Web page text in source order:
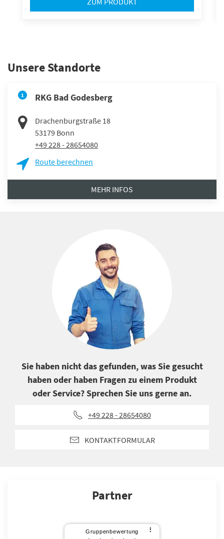
Unsere Standorte
1 RKG Bad Godesberg
Drachenburgstraße 18
53179 Bonn
+49 228 - 28654080
Route berechnen
MEHR INFOS
Sie haben nicht das gefunden, was Sie gesucht
haben oder haben Fragen zu einem Produkt
oder Service? Sprechen Sie uns gerne an.
+49 228 - 28654080
KONTAKTFORMULAR
Partner